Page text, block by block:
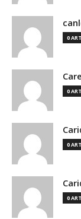
0
0
0
0